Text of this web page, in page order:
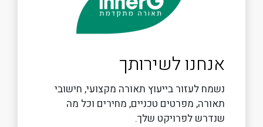
אנחנו לשירותך
נשמח לעזור בייעוץ תאורה מקצועי, חישובי
תאורה, מפרטים טכניים, מחירים וכל מה
שנדרש לפרויקט שלך.